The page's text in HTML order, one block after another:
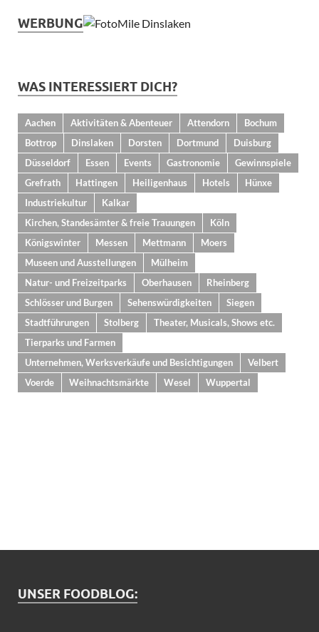
WERBUNG
WAS INTERESSIERT DICH?
Aachen Aktivitäten & Abenteuer Attendorn
Bochum
Bottrop
Dinslaken Dorsten Dortmund
Duisburg
Düsseldorf
Essen Events Gastronomie
Gewinnspiele
Grefrath
Hattingen Heiligenhaus Hotels
Hünxe
Industriekultur
Kalkar
Kirchen, Standesämter & freie Trauungen
Köln
Königswinter
Messen Mettmann
Moers
Museen und Ausstellungen
Mülheim
Natur- und Freizeitparks
Oberhausen
Rheinberg
Schlösser und Burgen
Sehenswürdigkeiten
Siegen
Stadtführungen
Stolberg
Theater, Musicals, Shows etc.
Tierparks und Farmen
Unternehmen, Werksverkäufe und Besichtigungen
Velbert
Voerde
Weihnachtsmärkte Wesel Wuppertal
UNSER FOODBLOG: